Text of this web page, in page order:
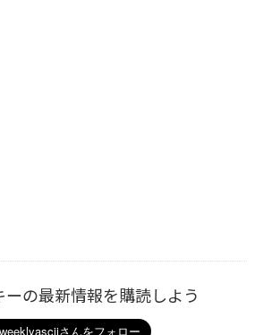
の最新情報を購読しよう